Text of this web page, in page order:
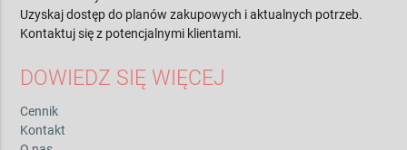
Uzyskaj dostęp do planów zakupowych i aktualnych potrzeb.
Kontaktuj się z potencjalnymi klientami.
DOWIEDZ SIĘ WIĘCEJ
Cennik
Kontakt